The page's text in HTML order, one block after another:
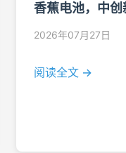
香蕉电池，中
2026年07月27日
阅读全文 →